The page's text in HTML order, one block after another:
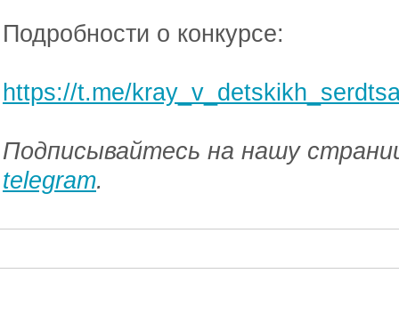
Подробности о конкурсе:
https://t.me/
Подписывайтесь на нашу
telegram.